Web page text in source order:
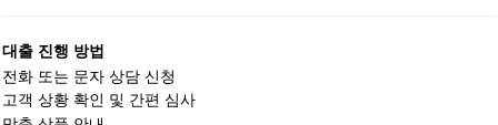
대출 진행 방법
전화 또는 문자 상담 신청
고객 상황 확인 및 간편 심사